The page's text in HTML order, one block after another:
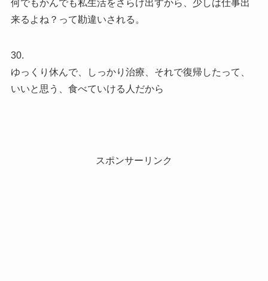
何でもかんでも私生活をさらけ出すから、少しは仕事出
来るよね？って勘違いされる。
30.
ゆっくり休んで、しっかり治療、それで復帰したって、
いいと思う、食べていける人だから
スポンサーリンク